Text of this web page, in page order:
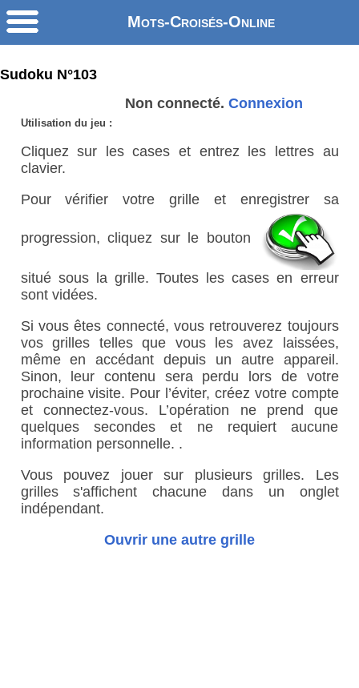
Mots-Croisés-Online
Sudoku N°103
Non connecté. Connexion
Utilisation du jeu :
Cliquez sur les cases et entrez les lettres au
clavier.
Pour vérifier votre grille et enregistrer sa
progression, cliquez sur le bouton
situé sous la grille. Toutes les cases en erreur
sont vidées.
Si vous êtes connecté, vous retrouverez toujours
vos grilles telles que vous les avez laissées,
même en accédant depuis un autre appareil.
Sinon, leur contenu sera perdu lors de votre
prochaine visite. Pour l’éviter, créez votre compte
et connectez-vous. L’opération ne prend que
quelques secondes et ne requiert aucune
information personnelle. .
Vous pouvez jouer sur plusieurs grilles. Les
grilles s'affichent chacune dans un onglet
indépendant.
Ouvrir une autre grille